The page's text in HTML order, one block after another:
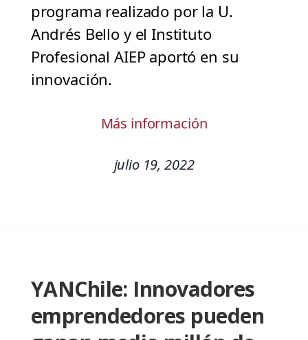
programa realizado por la U.
Andrés Bello y el Instituto
Profesional AIEP aportó en su
innovación.
Más información
julio 19, 2022
YANChile: Innovadores
emprendedores pueden